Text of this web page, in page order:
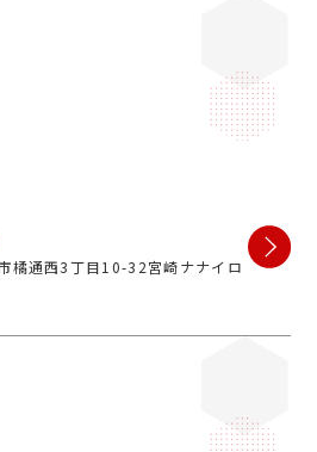
ュエルカフェは女性スタッフが中
るいお店・手数料完全無料の手軽
利用いただいています。ぜひ安心
せ。
通西3丁目10-32宮崎ナナイロ